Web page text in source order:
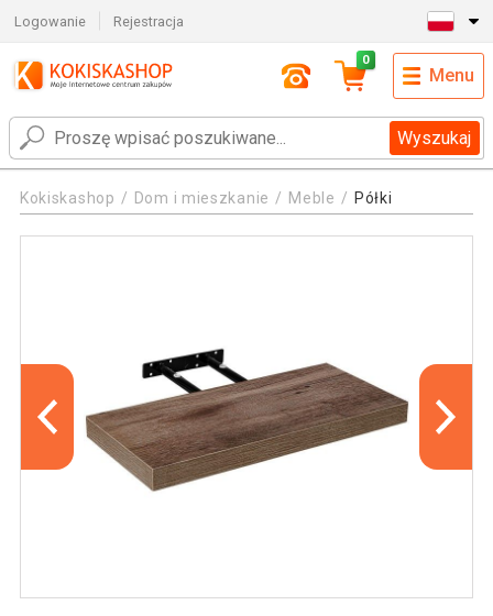
Logowanie Rejestracja
Wyszukaj
0
Menu
Kokiskashop Dom i mieszkanie Meble Półki